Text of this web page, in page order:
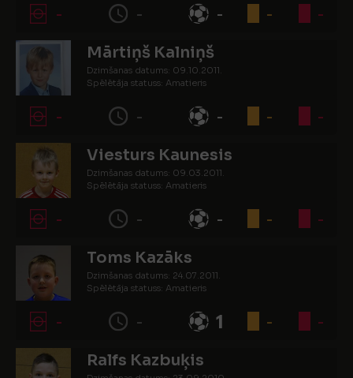
- - - - -
Mārtiņš Kalniņš
Dzimšanas datums: 09.10.2011.
Spēlētāja statuss: Amatieris
- - - - -
Viesturs Kaunesis
Dzimšanas datums: 09.03.2011.
Spēlētāja statuss: Amatieris
- - - - -
Toms Kazāks
Dzimšanas datums: 24.07.2011.
Spēlētāja statuss: Amatieris
- - 1 - -
Ralfs Kazbuķis